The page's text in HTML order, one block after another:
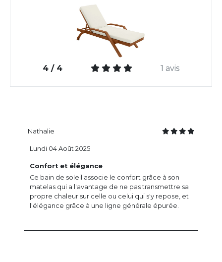
4 / 4 1 avis
Nathalie
Confort et élégance
Ce bain de soleil associe le confort grâce à son
matelas qui a l'avantage de ne pas transmettre sa
propre chaleur sur celle ou celui qui s'y repose, et
l'élégance grâce à une ligne générale épurée.
Lundi 04 Août 2025